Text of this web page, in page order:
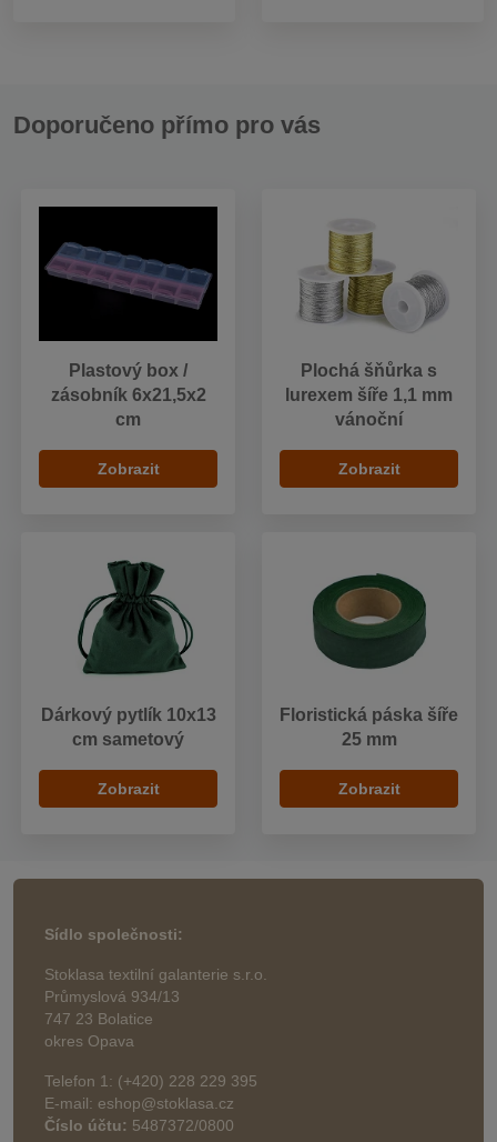
Doporučeno přímo pro vás
Plastový box /
zásobník 6x21,5x2
cm
Zobrazit
Plochá šňůrka s
lurexem šíře 1,1 mm
vánoční
Zobrazit
Dárkový pytlík 10x13
cm sametový
Zobrazit
Floristická páska šíře
25 mm
Zobrazit
Sídlo společnosti:
Stoklasa textilní galanterie s.r.o.
Průmyslová 934/13
747 23 Bolatice
okres Opava
Telefon 1: (+420) 228 229 395
E-mail: eshop@stoklasa.cz
Číslo účtu: 5487372/0800